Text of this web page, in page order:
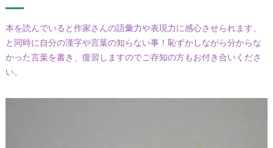
本を読んでいると作家さんの語彙力や表現力に感心させられます、
と同時に自分の漢字や言葉の知らない事！恥ずかしながら分からな
かった言葉を書き、復習しますのでご存知の方もお付き合いくださ
い。